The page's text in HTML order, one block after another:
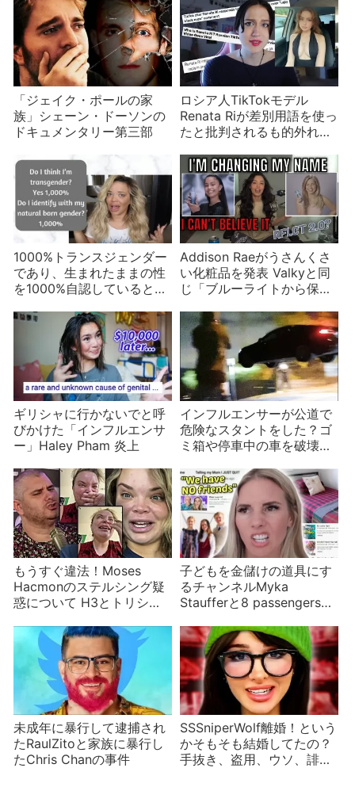
「ジェイク・ポールの家
族」シェーン・ドーソンの
ドキュメンタリー第三部
ロシア人TikTokモデル
Renata Riが差別用語を使っ
たと批判されるも的外れ？
1000%トランスジェンダー
であり、生まれたままの性
を1000%自認していると話
Addison Raeがうさんくさ
い化粧品を発表 Valkyと同
じ「ブルーライトから保
ギリシャに行かないでと呼
びかけた「インフルエンサ
ー」Haley Pham 炎上
インフルエンサーが公道で
危険なスタントをした？ゴ
ミ箱や停車中の車を破壊す
もうすぐ違法！Moses
Hacmonのステルシング疑
惑について H3とトリシ
る背景
子どもを金儲けの道具にす
るチャンネルMyka
Staufferと8 passengers虐
未成年に暴行して逮捕され
たRaulZitoと家族に暴行し
たChris Chanの事件
SSSniperWolf離婚！という
かそもそも結婚してたの？
手抜き、盗用、ウソ、誹謗